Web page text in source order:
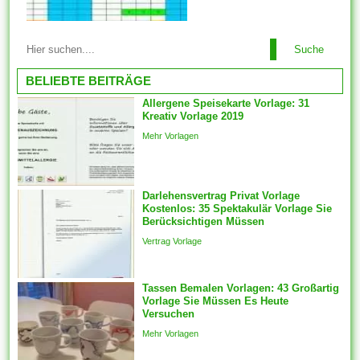
alternatives
das Einschränkungen im
Inhalte...
Lebenslaufvorlagen ändern
wenn Sie Lebenslaufvorlagen
für Word erhalten, sollten Sie
sie so ändern, dass sie an Sie
ideal befinden sich.
Komponenten vorlagen sein
automatisch für die
ausgewählten Features
generiert des weiteren ein
fester Schnappschuss der
ausgewählten Features wird
Suche
BELIEBTE BEITRÄGE
Allergene Speisekarte Vorlage: 31
Kreativ Vorlage 2019
Mehr Vorlagen
Darlehensvertrag Privat Vorlage
Kostenlos: 35 Spektakulär Vorlage Sie
Berücksichtigen Müssen
Vertrag Vorlage
Tassen Bemalen Vorlagen: 43 Großartig
Vorlage Sie Müssen Es Heute
Versuchen
Mehr Vorlagen